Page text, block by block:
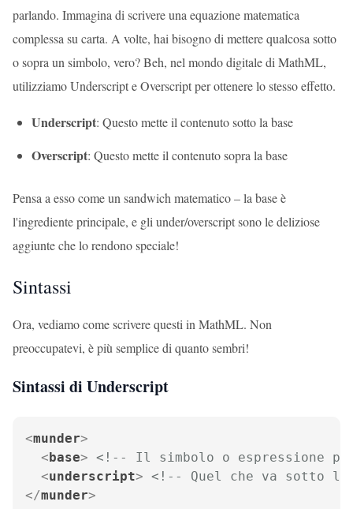
parlando. Immagina di scrivere una equazione matematica
complessa su carta. A volte, hai bisogno di mettere qualcosa sotto
o sopra un simbolo, vero? Beh, nel mondo digitale di MathML,
utilizziamo Underscript e Overscript per ottenere lo stesso effetto.
Underscript: Questo mette il contenuto sotto la base
Overscript: Questo mette il contenuto sopra la base
Pensa a esso come un sandwich matematico – la base è
l'ingrediente principale, e gli under/overscript sono le deliziose
aggiunte che lo rendono speciale!
Sintassi
Ora, vediamo come scrivere questi in MathML. Non
preoccupatevi, è più semplice di quanto sembri!
Sintassi di Underscript
<munder>
<base> <!-- Il simbolo o espressione
<underscript> <!-- Quel che va sotto la
</munder>